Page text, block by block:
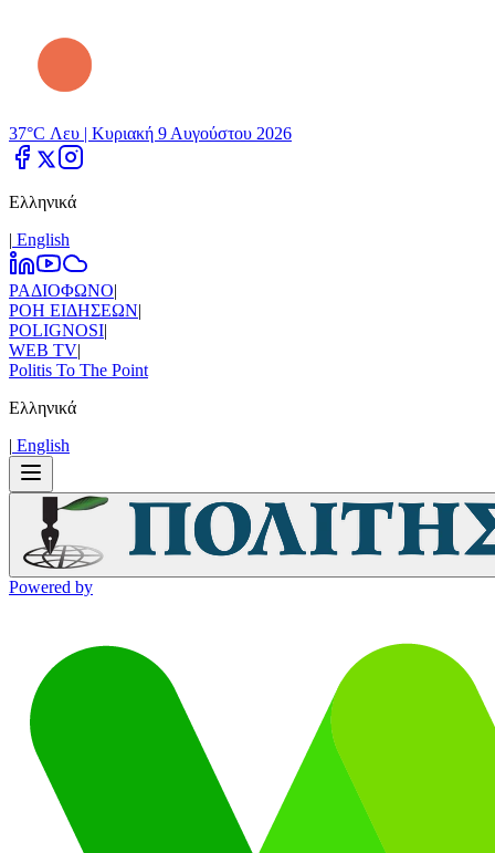
37°C Λευ | Κυριακή 9 Αυγούστου 2026
Ελληνικά
| Εnglish
ΡΑΔΙΟΦΩΝΟ|
ΡΟΗ ΕΙΔΗΣΕΩΝ|
POLIGNOSI|
WEB TV|
Politis To The Point
Ελληνικά
| Εnglish
Powered by